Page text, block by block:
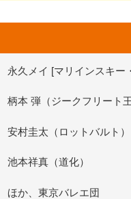
永久メイ [マリインスキー
柄本 弾（ジークフリート王
安村圭太（ロットバルト）
池本祥真（道化）
ほか、東京バレエ団